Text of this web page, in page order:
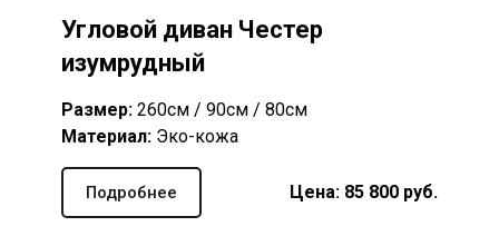
Угловой диван Честер
изумрудный
Размер: 260см / 90см / 80см
Материал: Эко-кожа
Подробнее Цена: 85 800 руб.